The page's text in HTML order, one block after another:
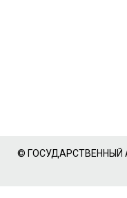
© ГОСУДАРСТВЕННЫЙ